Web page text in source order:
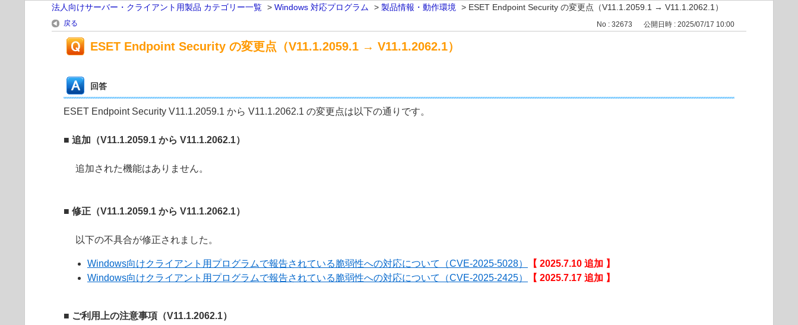
法人向けサーバー・クライアント用製品 カテゴリー一覧 > Windows 対応プログラム > 製品情報・動作環境 > ESET Endpoint Security の変更点（V11.1.2059.1 → V11.1.2062.1）
戻る No : 32673 公開日時 : 2025/07/17 10:00
ESET Endpoint Security の変更点（V11.1.2059.1 → V11.1.2062.1）
回答
ESET Endpoint Security V11.1.2059.1 から V11.1.2062.1 の変更点は以下の通りです。
■ 追加（V11.1.2059.1 から V11.1.2062.1）
追加された機能はありません。
■ 修正（V11.1.2059.1 から V11.1.2062.1）
以下の不具合が修正されました。
Windows向けクライアント用プログラムで報告されている脆弱性への対応について（CVE-2025-5028）
【 2025.7.10 追加 】
Windows向けクライアント用プログラムで報告されている脆弱性への対応について（CVE-2025-2425）
【 2025.7.17 追加 】
■ ご利用上の注意事項（V11.1.2062.1）